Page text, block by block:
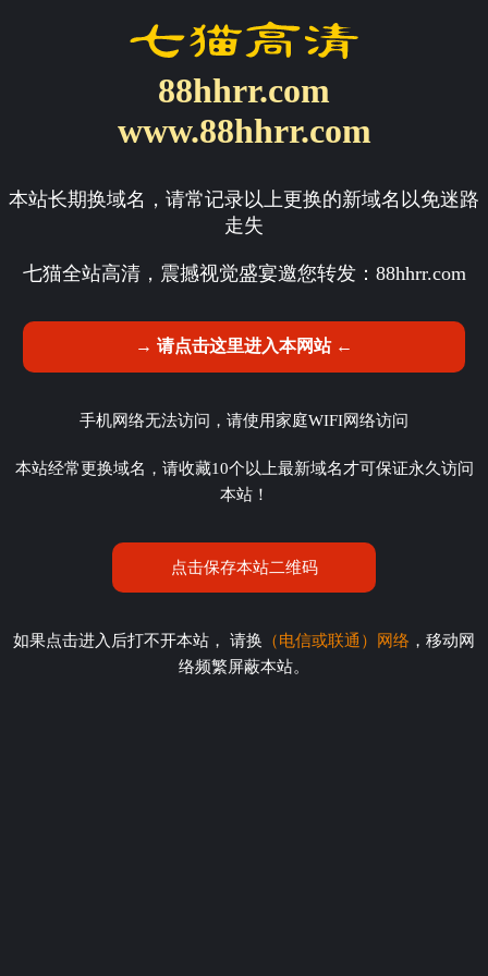
88hhrr.com
www.88hhrr.com
本站长期换域名，请常记录以上更换的新域名以免迷路
走失
七猫全站高清，震撼视觉盛宴邀您转发： 88hhrr.com
→ 请点击这里进入本网站 ←
手机网络无法访问，请使用家庭WIFI网络访问
本站经常更换域名，请收藏10个以上最新域名才可保证永久访问
本站！
点击保存本站二维码
如果点击进入后打不开本站， 请换 （电信或联通）网络 ，移动网
络频繁屏蔽本站。